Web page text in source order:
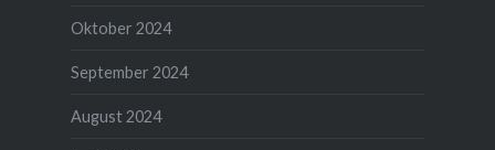
Oktober 2024
September 2024
August 2024